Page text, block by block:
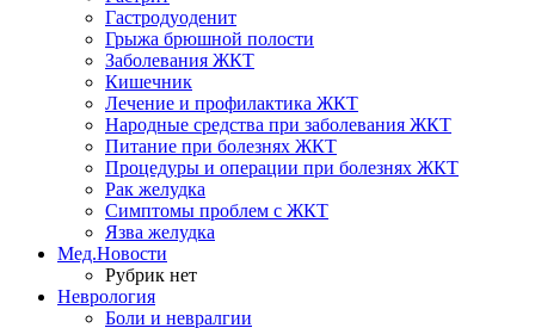
Гастродуоденит
Грыжа брюшной полости
Заболевания ЖКТ
Кишечник
Лечение и профилактика ЖКТ
Народные средства при заболевания ЖКТ
Питание при болезнях ЖКТ
Процедуры и операции при болезнях ЖКТ
Рак желудка
Симптомы проблем с ЖКТ
Язва желудка
Мед.Новости
Рубрик нет
Неврология
Боли и невралгии